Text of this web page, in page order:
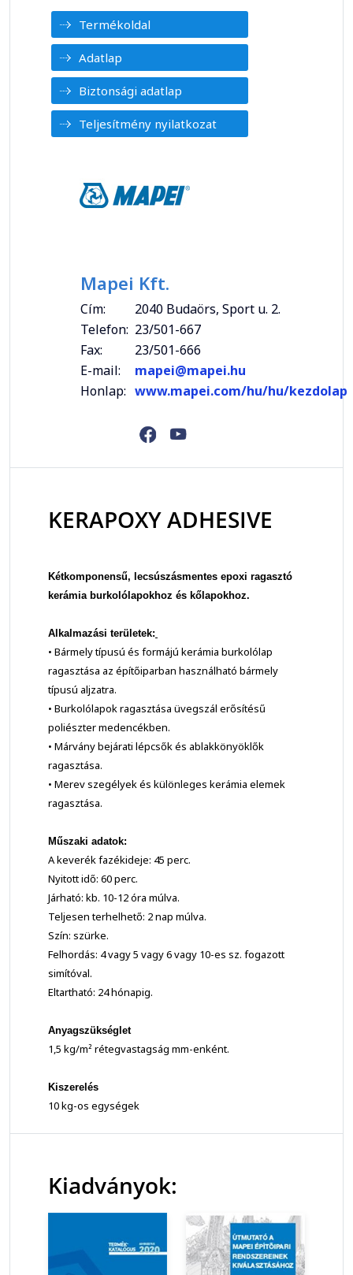
Termékoldal
Adatlap
Biztonsági adatlap
Teljesítmény nyilatkozat
Mapei Kft.
Cím:
2040 Budaörs, Sport u. 2.
Telefon: 23/501-667
Fax:
23/501-666
E-mail:
mapei@mapei.hu
Honlap: www.mapei.com/hu/hu/kezdolap
KERAPOXY ADHESIVE
Kétkomponensű, lecsúszásmentes epoxi ragasztó
kerámia burkolólapokhoz és kőlapokhoz.
Alkalmazási területek:
• Bármely típusú és formájú kerámia burkolólap
ragasztása az építőiparban használható bármely
típusú aljzatra.
• Burkolólapok ragasztása üvegszál erősítésű
poliészter medencékben.
• Márvány bejárati lépcsők és ablakkönyöklők
ragasztása.
• Merev szegélyek és különleges kerámia elemek
ragasztása.
Műszaki adatok:
A keverék fazékideje: 45 perc.
Nyitott idő: 60 perc.
Járható: kb. 10-12 óra múlva.
Teljesen terhelhető: 2 nap múlva.
Szín: szürke.
Felhordás: 4 vagy 5 vagy 6 vagy 10-es sz. fogazott
simítóval.
Eltartható: 24 hónapig.
Anyagszükséglet
1,5 kg/m² rétegvastagság mm-enként.
Kiszerelés
10 kg-os egységek
Kiadványok: